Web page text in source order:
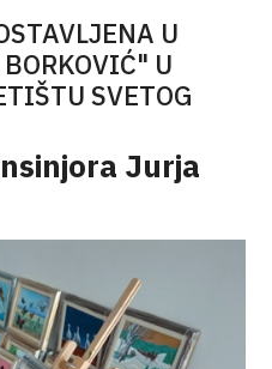
U
U
SVETOG
Jurja